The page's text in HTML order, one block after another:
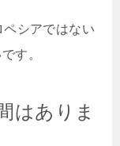
シアではない
す。
はありま